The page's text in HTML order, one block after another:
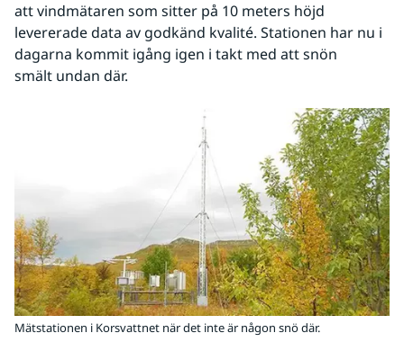
att vindmätaren som sitter på 10 meters höjd
levererade data av godkänd kvalité. Stationen har nu i
dagarna kommit igång igen i takt med att snön
smält undan där.
Mätstationen i Korsvattnet när det inte är någon snö där.